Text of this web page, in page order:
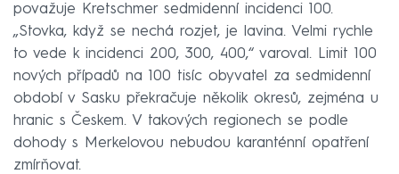
považuje Kretschmer sedmidenní incidenci 100.
„Stovka, když se nechá rozjet, je lavina. Velmi rychle
to vede k incidenci 200, 300, 400,“ varoval. Limit 100
nových případů na 100 tisíc obyvatel za sedmidenní
období v Sasku překračuje několik okresů, zejména u
hranic s Českem. V takových regionech se podle
dohody s Merkelovou nebudou karanténní opatření
zmírňovat.